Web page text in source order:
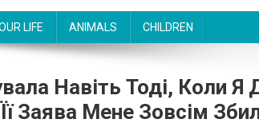
LIFE ANIMALS CHILDREN
Навіть Тоді, Коли Я
Заява Мене Зовсім